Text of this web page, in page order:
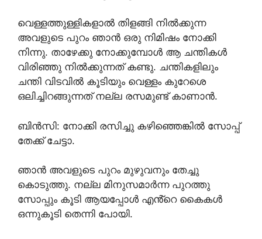
വെള്ളത്തുള്ളികളാൽ തിളങ്ങി നിൽക്കുന്ന
അവളുടെ പുറം ഞാൻ ഒരു നിമിഷം നോക്കി
നിന്നു. താഴേക്കു നോക്കുമ്പോൾ ആ ചന്തികൾ
വിരിഞ്ഞു നിൽക്കുന്നത് കണ്ടു. ചന്തികളിലും
ചന്തി വിടവിൽ കൂടിയും വെള്ളം കുറേശെ
ഒലിച്ചിറങ്ങുന്നത് നല്ല രസമുണ്ട് കാണാൻ.
ബിൻസി: നോക്കി രസിച്ചു കഴിഞ്ഞെങ്കിൽ സോപ്പ്
തേക്ക് ചേട്ടാ.
ഞാൻ അവളുടെ പുറം മുഴുവനും തേച്ചു
കൊടുത്തു. നല്ല മിനുസമാർന്ന പുറത്തു
സോപ്പും കൂടി ആയപ്പോൾ എൻ്റെ കൈകൾ
ഒന്നുകൂടി തെന്നി പോയി.